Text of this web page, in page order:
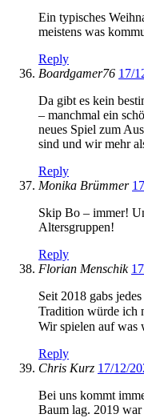
Ein typisches
meistens was
Reply
Boardgamer76 17/
Da gibt es kein
– manchmal ein
neues Spiel zum
sind und wir mehr
Reply
Monika Brümmer
Skip Bo – immer!
Altersgruppen!
Reply
Florian Menschik
Seit 2018 gabs
Tradition würde ich
Wir spielen auf was
Reply
Chris Kurz 17/12/
Bei uns kommt
Baum lag. 2019